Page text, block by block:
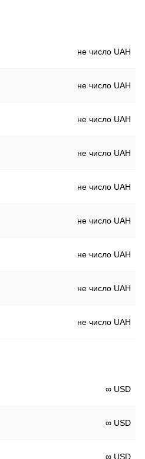
не число UAH
не число UAH
не число UAH
не число UAH
не число UAH
не число UAH
не число UAH
не число UAH
не число UAH
∞ USD
∞ USD
∞ USD